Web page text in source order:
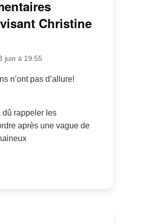
Christine
juin à 19:55
n’ont pas d’allure!
dû rappeler les
après une vague de